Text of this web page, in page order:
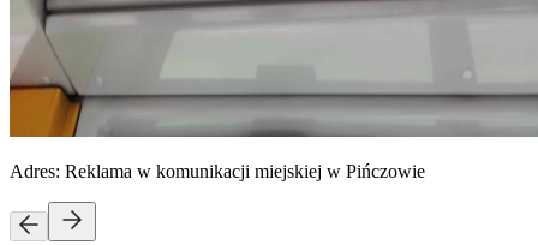
Adres: Reklama w komunikacji miejskiej w Pińczowie